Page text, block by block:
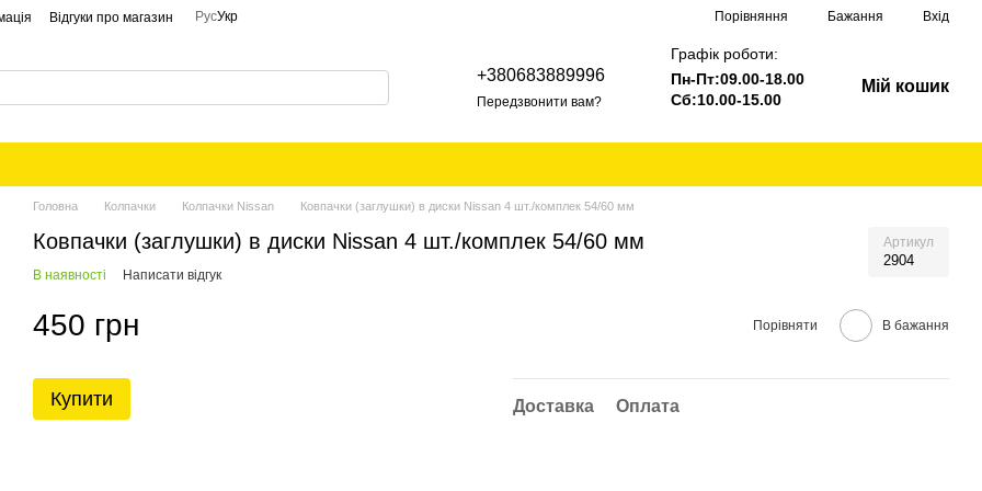
Відгуки про магазин РусУкр Порівняння Бажання Вхід
+380683889996
Передзвонити вам?
Графік роботи:
Пн-Пт:09.00-18.00
Сб:10.00-15.00
Мій кошик
Головна Колпачки Колпачки Nissan Ковпачки (заглушки) в диски Nissan 4 шт./комплек 54/60 мм
Ковпачки (заглушки) в диски Nissan 4 шт./комплек 54/60 мм Артикул
2904
В наявності Написати відгук
450 грн Порівняти В бажання
Купити Доставка Оплата